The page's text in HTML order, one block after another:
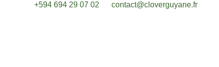
+594 694 29 07 02 contact@cloverguyane.fr